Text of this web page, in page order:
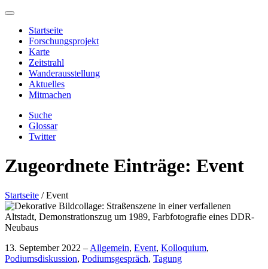
Startseite
Forschungsprojekt
Karte
Zeitstrahl
Wanderausstellung
Aktuelles
Mitmachen
Suche
Glossar
Twitter
Zugeordnete Einträge: Event
Startseite /Event
13. September 2022 – Allgemein, Event, Kolloquium,
Podiumsdiskussion, Podiumsgespräch, Tagung